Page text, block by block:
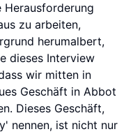
Herausforderung
zu arbeiten,
herumalbert,
dieses Interview
wir mitten in
Geschäft in Abbot
Dieses Geschäft,
nennen, ist nicht nur